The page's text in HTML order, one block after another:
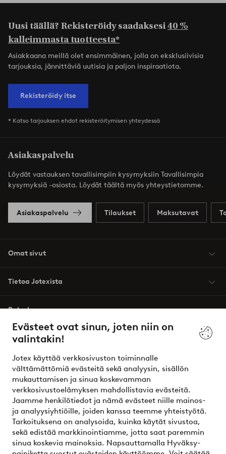
Evästeet ovat sinun, joten niin on
valintakin!
Jotex käyttää verkkosivuston toiminnalle
välttämättömiä evästeitä sekä analyysin, sisällön
mukauttamisen ja sinua koskevamman
verkkosivustoelämyksen mahdollistavia evästeitä.
Jaamme henkilötiedot ja nämä evästeet niille mainos-
ja analyysiyhtiöille, joiden kanssa teemme yhteistyötä.
Tarkoituksena on analysoida, kuinka käytät sivustoa,
sekä edistää markkinointiamme, jotta saat paremmin
sinua koskevia mainoksia. Napsauttamalla Hyväksy-
Uusi täällä? Rekisteröidy saadaksesi40 %
kalleimmasta tuotteesta*
Asiakkaana meillä olet ensimmäinen, jolla on eksklusiivisia
tarjouksia, jännittäviä uutisia ja paljon inspiraatiota.
Rekisteröidy itse
* Katso tarjouksen ehdot rekisteröitymisen yhteydessä
Asiakaspalvelu
Löydät vastauksen tavallisimpiin kysymyksiin Tavallisimpia
kysymyksiä -osiosta. Löydät täältä myös yhteystietomme.
Asiakaspalvelu Tilaukset Maksutavat
Omat sivut
Tietoa Jotexista
Palvelumme
Ehdot
Ystävät
Turvalliset maksut – maksa nyt tai erissä
Haluatko tietää lisää maksuvaihtoehdoistamme?
elpy